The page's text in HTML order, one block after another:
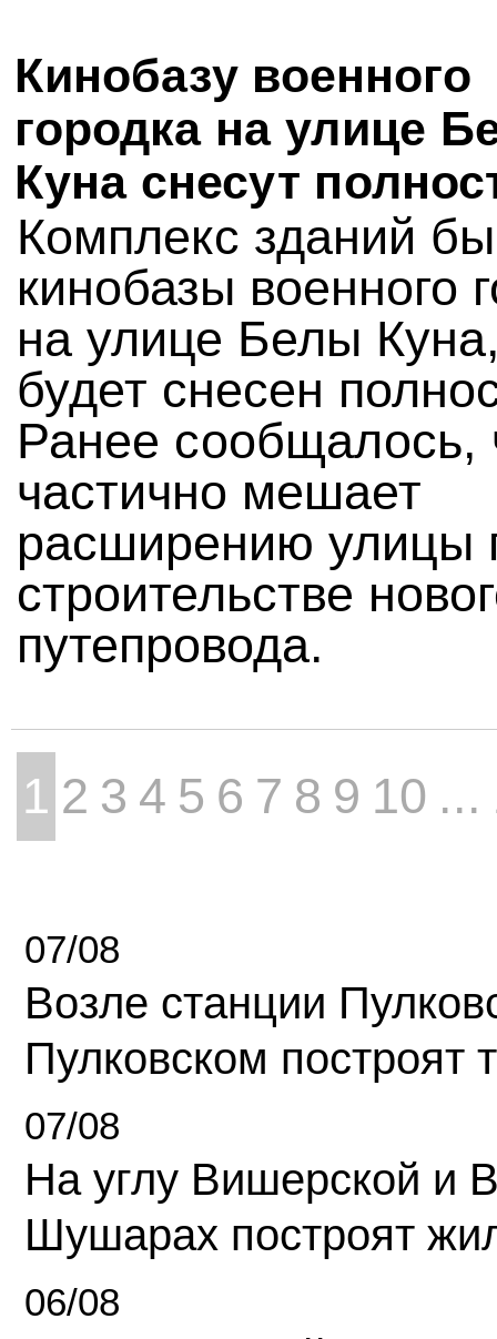
Кинобазу военного
городка на улице
Куна снесут
Комплекс зданий
кинобазы военного
на улице Белы
будет снесен
Ранее сообщалось,
частично мешает
расширению улицы
строительстве
путепровода.
1 2 3 4 5 6 7 8 9 10 ...
07/08
Возле станции
Пулковском построят
07/08
На углу Вишерской и
Шушарах построят
06/08